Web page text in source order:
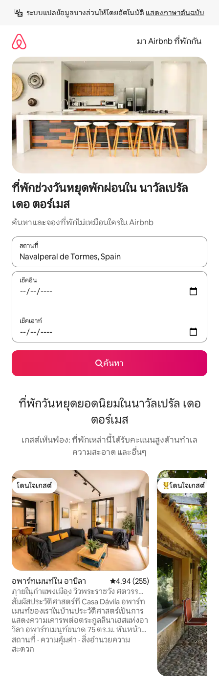
เนื้อหา
ระบบแปลข้อมูลบางส่วนให้โดยอัตโนมัติ แสดงภาษาต้นฉบับ
มา Airbnb ที่พักกัน
ที่พักช่วงวันหยุดพักผ่อนใน นาวัลเปรัล
เดอ ตอร์เมส
ค้นหาและจองที่พักไม่เหมือนใครใน Airbnb
สถานที่
ใช้ลูกศรขึ้นลง หรือใช้การสัมผัสหรือปัด เพื่อสำรวจผลการค้นหา
เช็คอิน
เช็คเอาท์
ค้นหา
ที่พักวันหยุดยอดนิยมในนาวัลเปรัล เดอ
ตอร์เมส
เกสต์เห็นพ้อง: ที่พักเหล่านี้ได้รับคะแนนสูงด้านทำเล
ความสะอาด และอื่นๆ
โดนใจเกสต์
โดนใจเกสต์
อพาร์ทเมนท์ใน อาบิลา คะแนนเฉลี่ย 4.94 จาก 5, 255 รีวิว
4.94 (255)
ภายในกำแพงเมือง วิวพระราชวัง ศตวรรษ
ที่ 18 ที่จอดรถ เครื่องปรับอากาศ
สัมผัสประวัติศาสตร์ที่ Casa Dávila อพาร์ท
เมนท์ของเราในบ้านประวัติศาสตร์เป็นการ
แสดงความเคารพต่อตระกูลลินาเฮสแห่งอา
วิลา อพาร์ทเมนท์ขนาด 75 ตร.ม. หันหน้า
ออกด้านนอกทั้งหมดภายในกำแพงเมือง
ท่ามกลางงานศิลปะและผ้าปูที่นอนที่ทำ
สถานที่ · ความคุ้มค่า · สิ่งอำนวยความ
สะดวก
โดนใจเกสต์ที่สุด
โดนใจเกสต์